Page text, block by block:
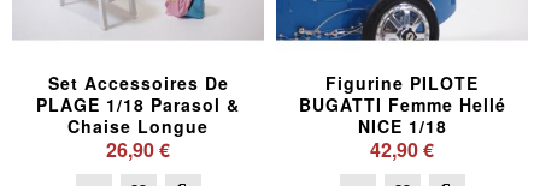
Set Accessoires De
PLAGE 1/18 Parasol &
Chaise Longue
26,90 €
Figurine PILOTE
BUGATTI Femme Hellé
NICE 1/18
42,90 €